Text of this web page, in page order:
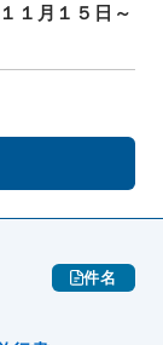
１月１５日～
件名